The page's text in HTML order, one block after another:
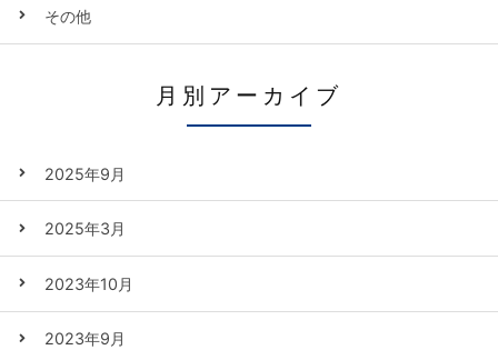
その他
月別アーカイブ
2025年9月
2025年3月
2023年10月
2023年9月